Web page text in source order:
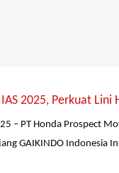
2025, Perkuat Lini
– PT Honda Prospect
GAIKINDO Indonesia